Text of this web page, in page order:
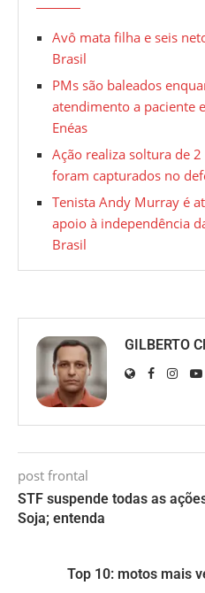
Avô mata filha e seis
Brasil
PMs são baleados
atendimento a paciente
Enéas
Ação realiza soltura de
foram capturados no
Tenista Andy Murray é
apoio à independência
Brasil
GILBERTO
post frontal
STF suspende todas as
Soja; entenda
Top 10: motos mais